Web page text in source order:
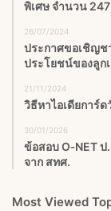
พิเศษ จำนวน
26/07/2024
ประกาศขอเชิญช
ประโยชน์ของลูก
21/11/2024
วิธีหาไอเดียการ์
30/01/2026
ข้อสอบ O‑NET
จาก สทศ.
Most Viewed